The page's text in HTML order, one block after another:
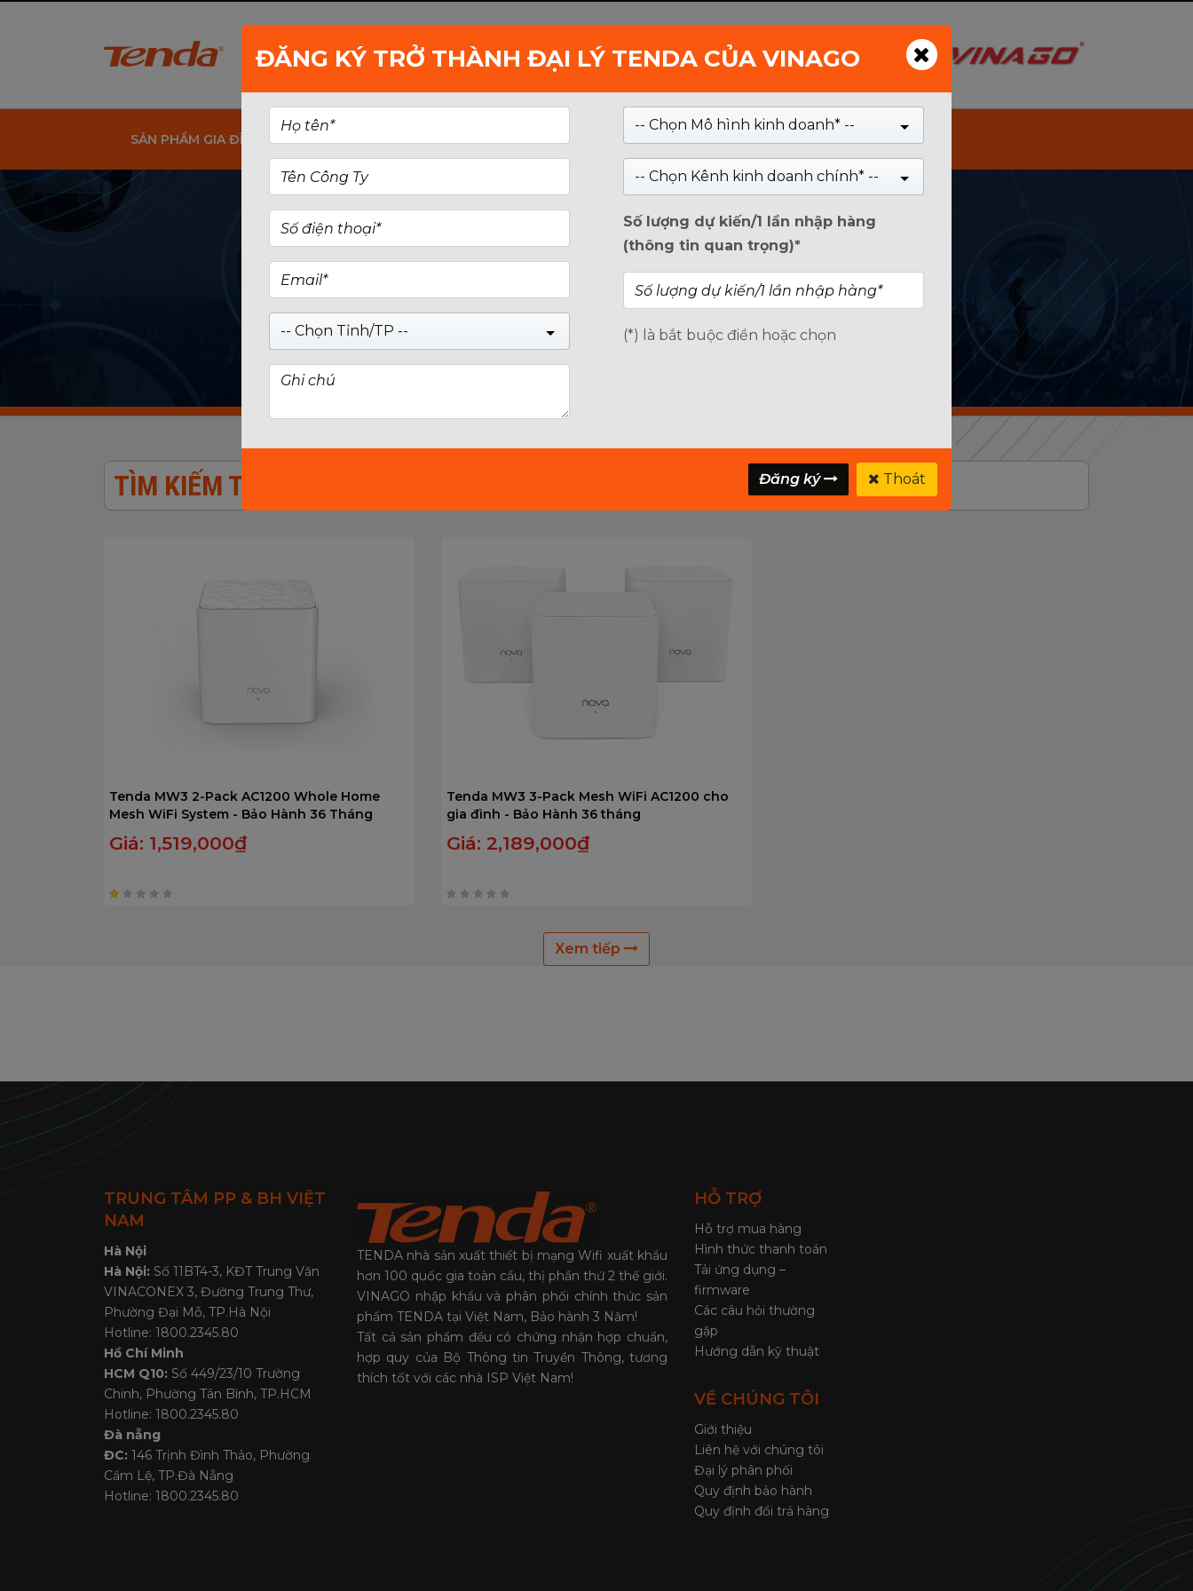
Kiểm tra Tìm kiếm
SẢN PHẨM GIA ĐÌNH SẢN PHẨM DOANH NGHIỆP GIỚI THIỆU TIN TỨC
TÌM KIẾM TỪ KHÓA: MESH-WIFI
Tenda MW3 2-Pack AC1200 Whole Home
Mesh WiFi System - Bảo Hành 36 Tháng
Giá: 1,519,000₫
Tenda MW3 3-Pack Mesh WiFi AC1200 cho
gia đình - Bảo Hành 36 tháng
Giá: 2,189,000₫
Xem tiếp
TRUNG TÂM PP & BH VIỆT
NAM
Hà Nội
Hà Nội: Số 11BT4-3, KĐT Trung Văn
VINACONEX 3, Đường Trung Thư,
Phường Đại Mỗ, TP.Hà Nội
Hotline: 1800.2345.80
Hồ Chí Minh
HCM Q10: Số 449/23/10 Trường
Chinh, Phường Tân Bình, TP.HCM
Hotline: 1800.2345.80
Đà nẵng
ĐC: 146 Trịnh Đình Thảo, Phường
Cẩm Lệ, TP.Đà Nẵng
Hotline: 1800.2345.80
TENDA nhà sản xuất thiết bị mạng Wifi xuất khẩu
hơn 100 quốc gia toàn cầu, thị phần thứ 2 thế giới.
VINAGO nhập khẩu và phân phối chính thức sản
phẩm TENDA tại Việt Nam, Bảo hành 3 Năm!
Tất cả sản phẩm đều có chứng nhận hợp chuẩn,
hợp quy của Bộ Thông tin Truyền Thông, tương
thích tốt với các nhà ISP Việt Nam!
HỖ TRỢ
Hỗ trợ mua hàng
Hình thức thanh toán
Tải ứng dụng –
firmware
Các câu hỏi thường
gặp
Hướng dẫn kỹ thuật
VỀ CHÚNG TÔI
Giới thiệu
Liên hệ với chúng tôi
Đại lý phân phối
Quy định bảo hành
Quy định đổi trả hàng
ĐĂNG KÝ TRỞ THÀNH ĐẠI LÝ TENDA CỦA VINAGO
-- Chọn Tỉnh/TP --
-- Chọn Mô hình kinh doanh* --
-- Chọn Kênh kinh doanh chính* --
Số lượng dự kiến/1 lần nhập hàng
(thông tin quan trọng)*
(*) là bắt buộc điền hoặc chọn
Đăng ký Thoát